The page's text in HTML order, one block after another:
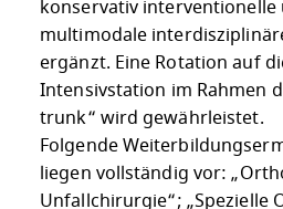
konservativ interventionelle
multimodale
ergänzt. Eine Rotation auf
Intensivstation im Rahmen
trunk“ wird gewährleistet.
Folgende
liegen vollständig vor:
Unfallchirurgie“; „Spezielle